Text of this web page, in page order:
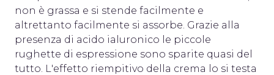
non è grassa e si stende facilmente e
altrettanto facilmente si assorbe. Grazie alla
presenza di acido ialuronico le piccole
rughette di espressione sono sparite quasi del
tutto. L'effetto riempitivo della crema lo si testa